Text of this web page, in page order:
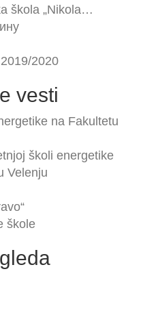
škola „Nikola…
2020
vesti
na Fakultetu
školi energetike
Velenju
škole